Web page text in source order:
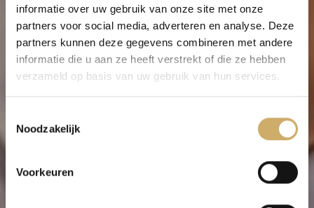
informatie over uw gebruik van onze site met onze
partners voor social media, adverteren en analyse. Deze
partners kunnen deze gegevens combineren met andere
informatie die u aan ze heeft verstrekt of die ze hebben
verzameld op basis van uw gebruik van hun services.
Noodzakelijk
Voorkeuren
Vacancy:
Assistant Front
Office Manager